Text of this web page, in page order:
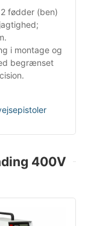
fødder (ben)
i montage og
begrænset
400V